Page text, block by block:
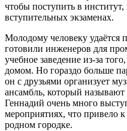
чтобы поступить в институт,
вступительных экзаменах.
Молодому человеку удаётся
готовили инженеров для
учебное заведение из-за
домом. Но гораздо больше
он с друзьями организует
ансамбль, который
Геннадий очень много
мероприятиях, что привело
родном городке.